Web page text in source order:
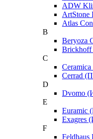
ADW
ArtStone
Atlas
B
Beryoza
Brickhoff
C
Cerrad
D
Dvomo
E
Euramic
Exagres
F